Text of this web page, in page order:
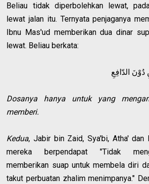
Beliau tidak diperbolehkan lewat,
lewat jalan itu. Ternyata penjaganya
Ibnu Mas'ud memberikan dua dinar
lewat. Beliau berkata:
دُوْنَ الدّافِعِ
Dosanya hanya untuk yang
memberi.
Kedua, Jabir bin Zaid, Sya'bi, Atha' dan
mereka berpendapat "Tidak
memberikan suap untuk membela diri
takut perbuatan zhalim menimpanya."